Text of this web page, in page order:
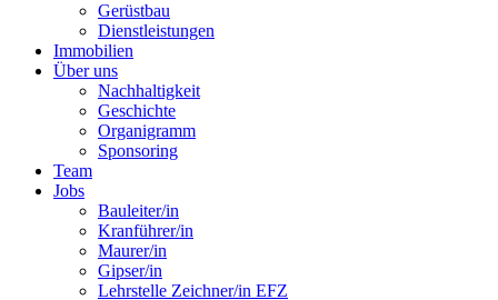
Gerüstbau
Dienstleistungen
Immobilien
Über uns
Nachhaltigkeit
Geschichte
Organigramm
Sponsoring
Team
Jobs
Bauleiter/in
Kranführer/in
Maurer/in
Gipser/in
Lehrstelle Zeichner/in EFZ